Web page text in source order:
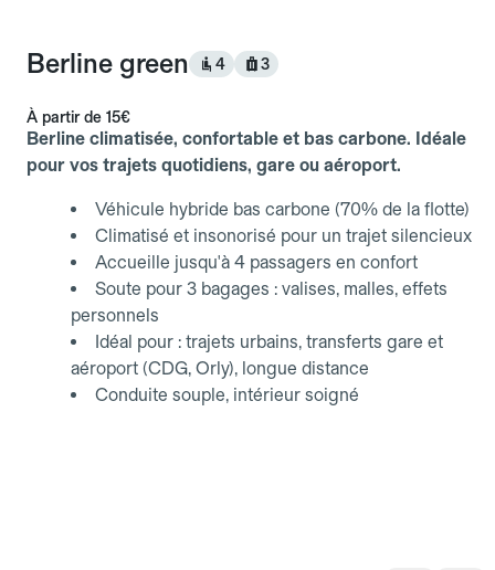
Berline green 4 3
À partir de 15€
Berline climatisée, confortable et bas carbone. Idéale
pour vos trajets quotidiens, gare ou aéroport.
Véhicule hybride bas carbone (70% de la flotte)
Climatisé et insonorisé pour un trajet silencieux
Accueille jusqu'à 4 passagers en confort
Soute pour 3 bagages : valises, malles, effets
personnels
Idéal pour : trajets urbains, transferts gare et
aéroport (CDG, Orly), longue distance
Conduite souple, intérieur soigné